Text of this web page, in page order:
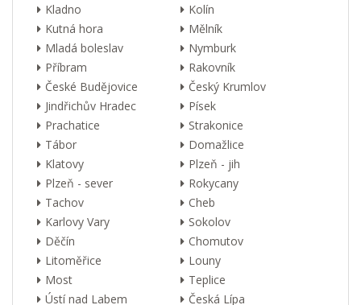
Kladno
Kolín
Kutná hora
Mělník
Mladá boleslav
Nymburk
Příbram
Rakovník
České Budějovice
Český Krumlov
Jindřichův Hradec
Písek
Prachatice
Strakonice
Tábor
Domažlice
Klatovy
Plzeň - jih
Plzeň - sever
Rokycany
Tachov
Cheb
Karlovy Vary
Sokolov
Děčín
Chomutov
Litoměřice
Louny
Most
Teplice
Ústí nad Labem
Česká Lípa